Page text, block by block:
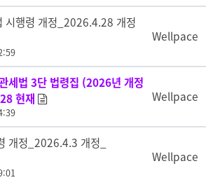
시행령 개정_2026.4.28 개정
Wellpace
세법 3단 법령집 (2026년 개정
현재
Wellpace
개정_2026.4.3 개정_
Wellpace